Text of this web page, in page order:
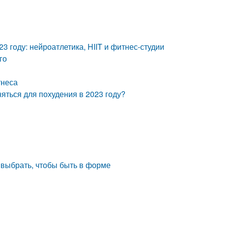
нейроатлетика, HIIT и фитнес-студии
для похудения в 2023 году?
чтобы быть в форме